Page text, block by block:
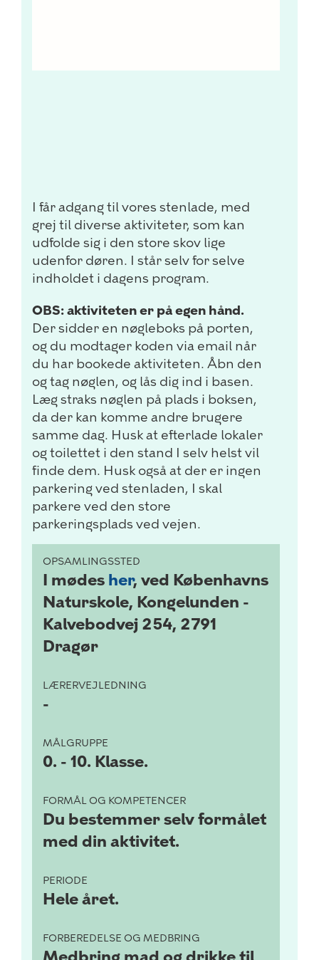
I får adgang til vores stenlade, med
grej til diverse aktiviteter, som kan
udfolde sig i den store skov lige
udenfor døren. I står selv for selve
indholdet i dagens program.
OBS: aktiviteten er på egen hånd.
Der sidder en nøgleboks på porten,
og du modtager koden via email når
du har bookede aktiviteten. Åbn den
og tag nøglen, og lås dig ind i basen.
Læg straks nøglen på plads i boksen,
da der kan komme andre brugere
samme dag. Husk at efterlade lokaler
og toilettet i den stand I selv helst vil
finde dem. Husk også at der er ingen
parkering ved stenladen, I skal
parkere ved den store
parkeringsplads ved vejen.
OPSAMLINGSSTED
I mødes her, ved Københavns
Naturskole, Kongelunden -
Kalvebodvej 254, 2791
Dragør
LÆRERVEJLEDNING
-
MÅLGRUPPE
0. - 10. Klasse.
FORMÅL OG KOMPETENCER
Du bestemmer selv formålet
med din aktivitet.
PERIODE
Hele året.
FORBEREDELSE OG MEDBRING